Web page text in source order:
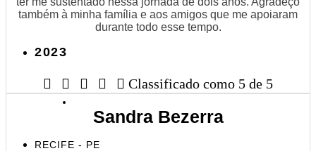
também à minha família e aos amigos que me apoiaram
durante todo esse tempo.
2023
     Classificado como 5 de 5
Sandra Bezerra
RECIFE - PE